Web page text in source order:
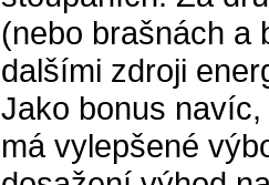
(nebo brašnách a
dalšími zdroji
Jako bonus
má vylepšené